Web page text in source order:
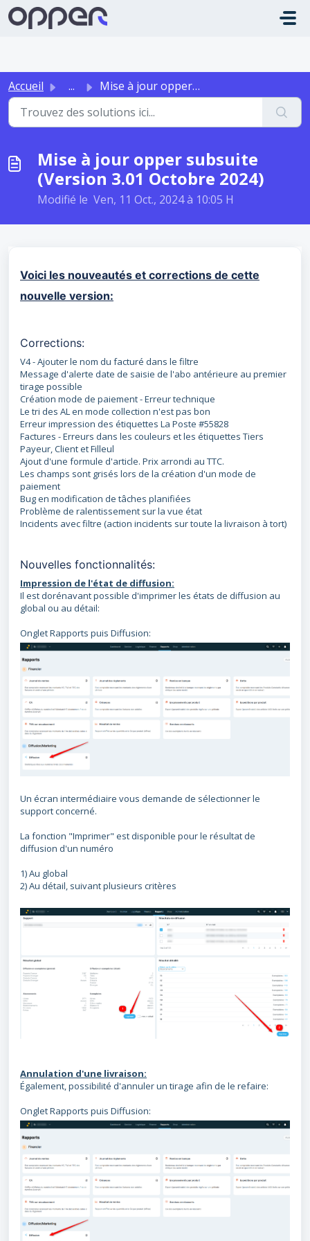
Passer au contenu principal
Accueil ... Mise à jour opper subsuite (Version 3.01 Octobre 2024)
Mise à jour opper subsuite
(Version 3.01 Octobre 2024)
Modifié le Ven, 11 Oct., 2024 à 10:05 H
Voici les nouveautés et corrections de cette
nouvelle version:
Corrections:
V4 - Ajouter le nom du facturé dans le filtre
Message d'alerte date de saisie de l'abo antérieure au premier
tirage possible
Création mode de paiement - Erreur technique
Le tri des AL en mode collection n'est pas bon
Erreur impression des étiquettes La Poste #55828
Factures - Erreurs dans les couleurs et les étiquettes Tiers
Payeur, Client et Filleul
Ajout d'une formule d'article. Prix arrondi au TTC.
Les champs sont grisés lors de la création d'un mode de
paiement
Bug en modification de tâches planifiées
Problème de ralentissement sur la vue état
Incidents avec filtre (action incidents sur toute la livraison à tort)
Nouvelles fonctionnalités:
Impression de l'état de diffusion:
Il est dorénavant possible d'imprimer les états de diffusion au
global ou au détail:
Onglet Rapports puis Diffusion:
Un écran intermédiaire vous demande de sélectionner le
support concerné.
La fonction "Imprimer" est disponible pour le résultat de
diffusion d'un numéro
1) Au global
2) Au détail, suivant plusieurs critères
Annulation d'une livraison:
Également, possibilité d'annuler un tirage afin de le refaire:
Onglet Rapports puis Diffusion: